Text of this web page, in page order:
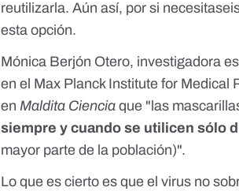
reutilizarla. Aún así, por si
esta opción.
Mónica Berjón Otero, investigadora
en el Max Planck Institute for
enMaldita Ciencia que "las
siempre y cuando se utilicen sólo
mayor parte de la población)".
Lo que es cierto es que el virus no